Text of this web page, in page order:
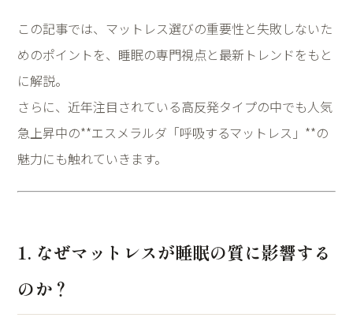
この記事では、マットレス選びの重要性と失敗しないた
めのポイントを、睡眠の専門視点と最新トレンドをもと
に解説。
さらに、近年注目されている高反発タイプの中でも人気
急上昇中の**エスメラルダ「呼吸するマットレス」**の
魅力にも触れていきます。
1. なぜマットレスが睡眠の質に影響する
のか？